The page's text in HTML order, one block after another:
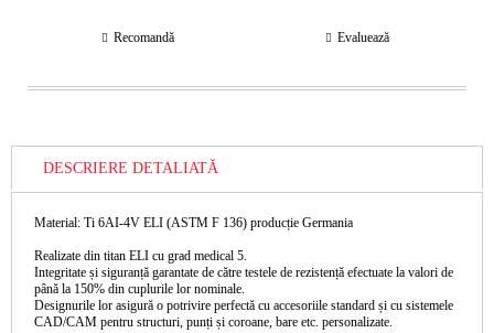
Recomandă Evaluează
DESCRIERE DETALIATĂ
Material: Ti 6AI-4V ELI (ASTM F 136) producție Germania
Realizate din titan ELI cu grad medical 5.
Integritate și siguranță garantate de către testele de rezistență efectuate la valori de
până la 150% din cuplurile lor nominale.
Designurile lor asigură o potrivire perfectă cu accesoriile standard și cu sistemele
CAD/CAM pentru structuri, punți și coroane, bare etc. personalizate.